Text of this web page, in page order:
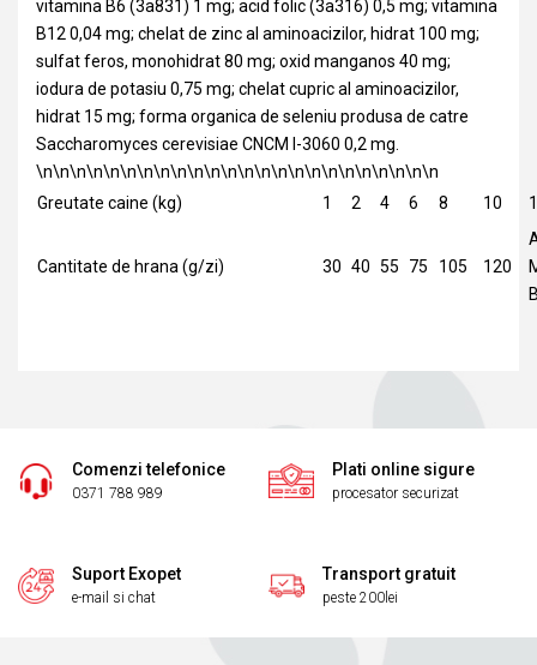
vitamina B6 (3a831) 1 mg; acid folic (3a316) 0,5 mg; vitamina
B12 0,04 mg; chelat de zinc al aminoacizilor, hidrat 100 mg;
sulfat feros, monohidrat 80 mg; oxid manganos 40 mg;
iodura de potasiu 0,75 mg; chelat cupric al aminoacizilor,
hidrat 15 mg; forma organica de seleniu produsa de catre
Saccharomyces cerevisiae CNCM I-3060 0,2 mg.
\n\n\n\n\n\n\n\n\n\n\n\n\n\n\n\n\n\n\n\n\n\n\n\n
Greutate caine (kg)
1 2 4 6 8 10
Cantitate de hrana (g/zi) 30 40 55 75 105 120
Comenzi telefonice
0371 788 989
Plati online sigure
procesator securizat
Suport Exopet
e-mail si chat
Transport gratuit
peste 200lei